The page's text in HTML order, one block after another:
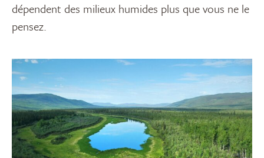
dépendent des milieux humides plus que vous ne le
pensez.